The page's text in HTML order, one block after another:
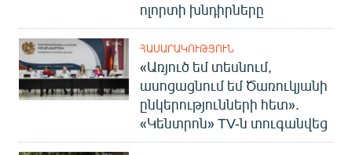
ոլորտի խնդիրները
ՀԱՍԱՐԱԿՈՒԹՅՈՒՆ
«Առյուծ եմ տեսնում,
ասոցացնում եմ Ծառուկյանի
ընկերությունների հետ».
«Կենտրոն» TV-ն տուգանվեց